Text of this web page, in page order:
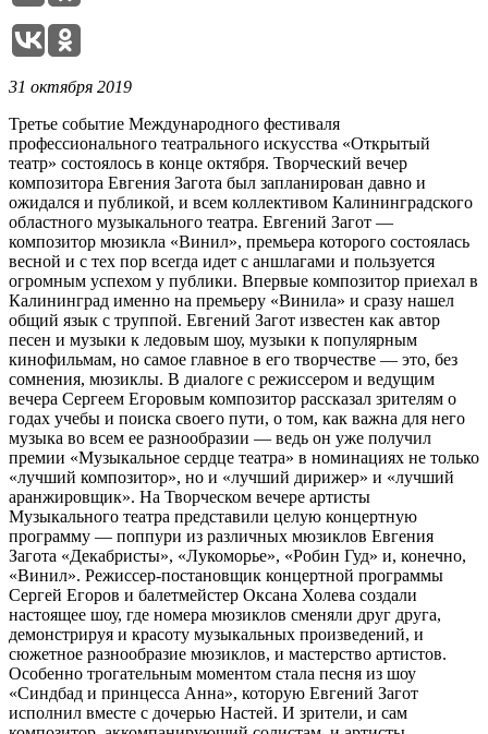
31 октября 2019
Третье событие Международного фестиваля
профессионального театрального искусства «Открытый
театр» состоялось в конце октября. Творческий вечер
композитора Евгения Загота был запланирован давно и
ожидался и публикой, и всем коллективом Калининградского
областного музыкального театра. Евгений Загот —
композитор мюзикла «Винил», премьера которого состоялась
весной и с тех пор всегда идет с аншлагами и пользуется
огромным успехом у публики. Впервые композитор приехал в
Калининград именно на премьеру «Винила» и сразу нашел
общий язык с труппой. Евгений Загот известен как автор
песен и музыки к ледовым шоу, музыки к популярным
кинофильмам, но самое главное в его творчестве — это, без
сомнения, мюзиклы. В диалоге с режиссером и ведущим
вечера Сергеем Егоровым композитор рассказал зрителям о
годах учебы и поиска своего пути, о том, как важна для него
музыка во всем ее разнообразии — ведь он уже получил
премии «Музыкальное сердце театра» в номинациях не только
«лучший композитор», но и «лучший дирижер» и «лучший
аранжировщик». На Творческом вечере артисты
Музыкального театра представили целую концертную
программу — поппури из различных мюзиклов Евгения
Загота «Декабристы», «Лукоморье», «Робин Гуд» и, конечно,
«Винил». Режиссер-постановщик концертной программы
Сергей Егоров и балетмейстер Оксана Холева создали
настоящее шоу, где номера мюзиклов сменяли друг друга,
демонстрируя и красоту музыкальных произведений, и
сюжетное разнообразие мюзиклов, и мастерство артистов.
Особенно трогательным моментом стала песня из шоу
«Синдбад и принцесса Анна», которую Евгений Загот
исполнил вместе с дочерью Настей. И зрители, и сам